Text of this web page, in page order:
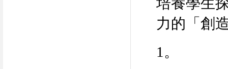
力的「創
1 。